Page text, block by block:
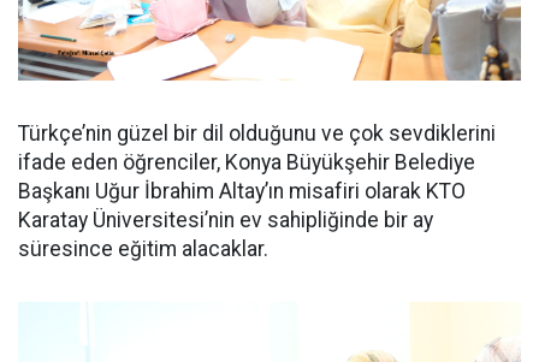
Türkçe’nin güzel bir dil olduğunu ve çok sevdiklerini
ifade eden öğrenciler, Konya Büyükşehir Belediye
Başkanı Uğur İbrahim Altay’ın misafiri olarak KTO
Karatay Üniversitesi’nin ev sahipliğinde bir ay
süresince eğitim alacaklar.